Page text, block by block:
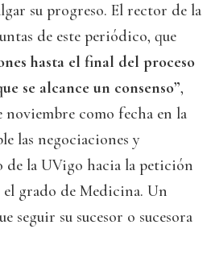
su progreso. El rector de la
de este periódico, que
hasta el final del proceso
se alcance un consenso”,
noviembre como fecha en la
las negociaciones y
de la UVigo hacia la petición
grado de Medicina. Un
seguir su sucesor o sucesora